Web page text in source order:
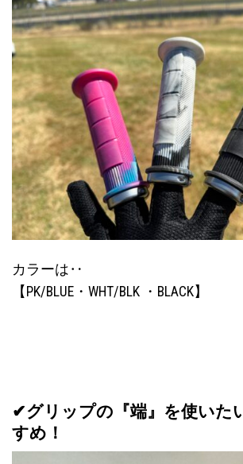
カラーは‥
【PK/BLUE・WHT/BLK ・BLACK】
✔︎グリップの『端』を使いた
すめ！